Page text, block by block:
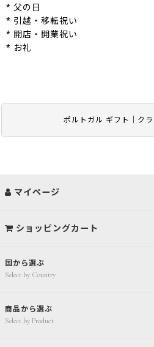
ポルトガル ギフト｜ク
* 父の日
* 引越・移転祝い
* 開店・開業祝い
* お礼
国から選ぶ
Select by Country
商品から選ぶ
Select by Product
マイページ
ショッピングカート